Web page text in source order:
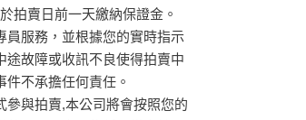
拍賣日前一天繳納保證金。
員服務，並根據您的實時指示
途故障或收訊不良使得拍賣中
不承擔任何責任。
參與拍賣,本公司將會按照您的